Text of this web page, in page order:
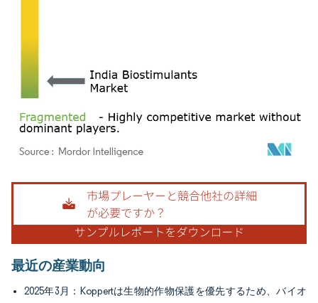
画像 © Mordor Intelligence。再利用にはCC BY 4.0の表示が必要です。
最近の産業動向
2025年3月：Koppertは生物的作物保護を優先するため、バイオ